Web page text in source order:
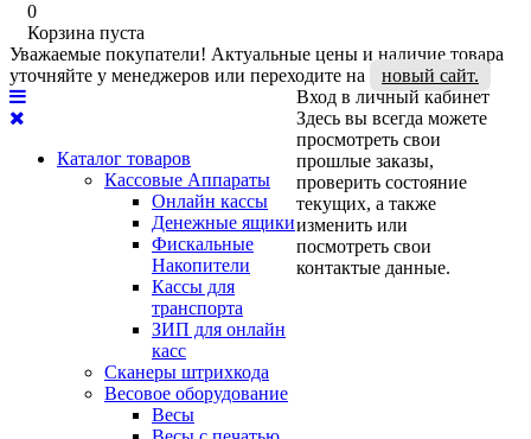
0
Корзина пуста
Уважаемые покупатели! Актуальные цены и наличие товара
уточняйте у менеджеров или переходите на
новый сайт.
Каталог товаров
Кассовые Аппараты
Онлайн кассы
Денежные ящики
Фискальные
Накопители
Кассы для
транспорта
ЗИП для онлайн
касс
Сканеры штрихкода
Весовое оборудование
Весы
Вход в личный кабинет
Здесь вы всегда можете
просмотреть свои
прошлые заказы,
проверить состояние
текущих, а также
изменить или
посмотреть свои
контактые данные.